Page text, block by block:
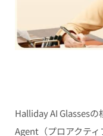
Halliday AI Glasses
Agent（プロアクテ